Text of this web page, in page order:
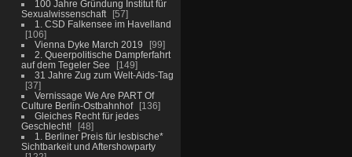
100 Jahre Gründung Institut für
Sexualwissenschaft
57
1. CSD Falkensee im Havelland
106
Vienna Dyke March 2019
99
2. Queerpolitische Dampferfahrt
auf dem Tegeler See
149
31 Jahre Zug zum Welt-Aids-Tag
37
Vernissage We Are PART Of
Culture Berlin-Ostbahnhof
136
Gleiches Recht für jedes
Geschlecht!
48
1. Berliner Preis für lesbische*
Sichtbarkeit und Aftershowparty